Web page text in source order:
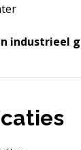
industrieel